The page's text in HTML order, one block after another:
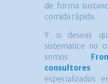
de forma
comida rápida.
Y si deseas
sistematice no
somos
consultores
especializados